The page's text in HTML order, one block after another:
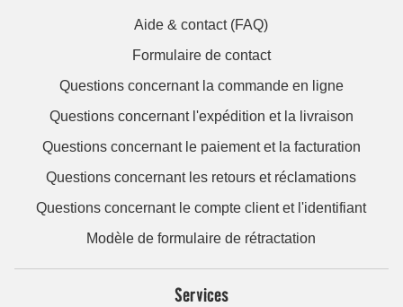
Aide & contact (FAQ)
Formulaire de contact
Questions concernant la commande en ligne
Questions concernant l'expédition et la livraison
Questions concernant le paiement et la facturation
Questions concernant les retours et réclamations
Questions concernant le compte client et l'identifiant
Modèle de formulaire de rétractation
Services